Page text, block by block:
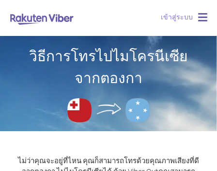
เข้าสู่ระบบ
วิธีการโทรไปไมโครนีเซีย
จากตองกา
ไม่ว่าคุณจะอยู่ที่ไหน คุณก็สามารถโทรด้วยคุณภาพเสียงที่ดี